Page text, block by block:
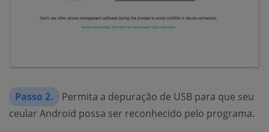
Passo 2.
Permita a depuração de USB para que seu
ceular Android possa ser reconhecido pelo programa.